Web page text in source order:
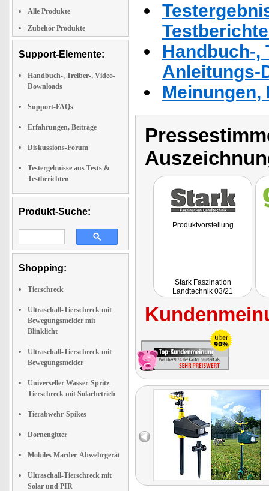
Alle Produkte
Zubehör Produkte
Support-Elemente:
Handbuch-, Treiber-, Video-
Downloads
Support-FAQs
Erfahrungen, Beiträge
Diskussions-Forum
Testergebnisse aus Tests &
Testberichten
Produkt-Suche:
Shopping:
Tierschreck
Ultraschall-Tierschreck mit
Bewegungsmelder mit
Blinklicht
Ultraschall-Tierschreck mit
Bewegungsmelder
Universeller Wasser-Spritz-
Tierschreck mit Solarbetrieb
Tierabwehr-Spikes
Dornengitter
Mobiles Marder-Abwehrgerät
Ultraschall-Tierschreck mit
Solar und PIR-
Handbuch-,
Anleitungs-
Produktvorstellung
Stark Faszination
Landtechnik 03/21